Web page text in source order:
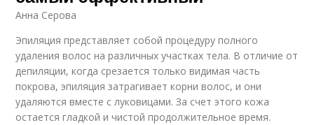
Анна Серова
Эпиляция представляет собой процедуру полного
удаления волос на различных участках тела. В отличие от
депиляции, когда срезается только видимая часть
покрова, эпиляция затрагивает корни волос, и они
удаляются вместе с луковицами. За счет этого кожа
остается гладкой и чистой продолжительное время.